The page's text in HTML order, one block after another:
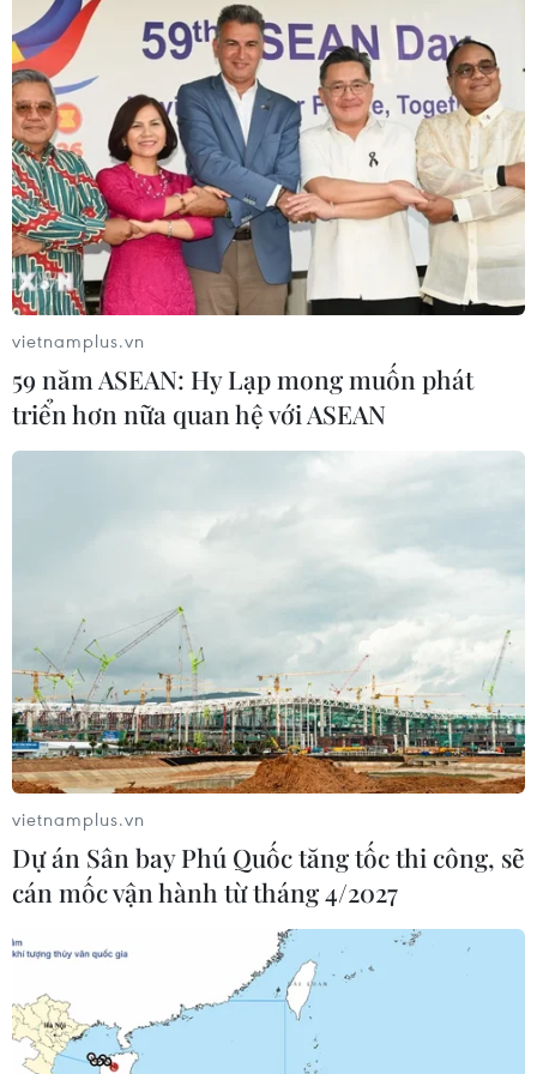
vietnamplus.vn
59 năm ASEAN: Hy Lạp mong muốn phát
triển hơn nữa quan hệ với ASEAN
vietnamplus.vn
Dự án Sân bay Phú Quốc tăng tốc thi công, sẽ
cán mốc vận hành từ tháng 4/2027